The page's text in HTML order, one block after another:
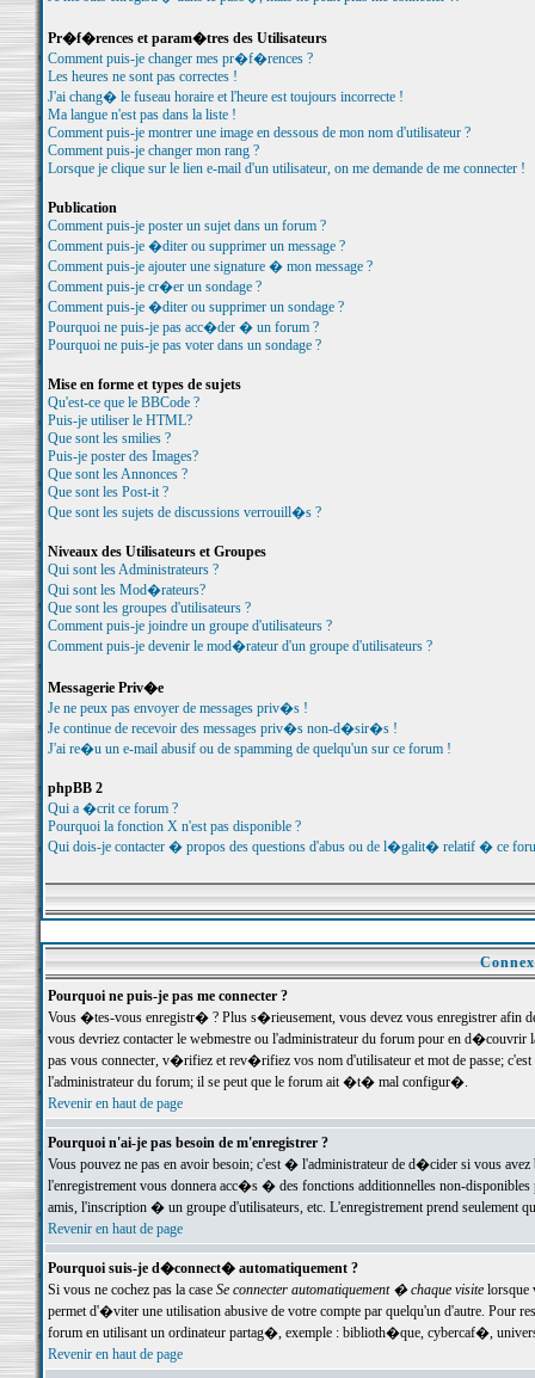
Pr�f�rences et param�tres des Utilisateurs
Comment puis-je changer mes pr�f�rences ?
Les heures ne sont pas correctes !
J'ai chang� le fuseau horaire et l'heure est toujours incorrecte !
Ma langue n'est pas dans la liste !
Comment puis-je montrer une image en dessous de mon nom d'utilisateur ?
Comment puis-je changer mon rang ?
Lorsque je clique sur le lien e-mail d'un utilisateur, on me demande de me connecter !
Publication
Comment puis-je poster un sujet dans un forum ?
Comment puis-je �diter ou supprimer un message ?
Comment puis-je ajouter une signature � mon message ?
Comment puis-je cr�er un sondage ?
Comment puis-je �diter ou supprimer un sondage ?
Pourquoi ne puis-je pas acc�der � un forum ?
Pourquoi ne puis-je pas voter dans un sondage ?
Mise en forme et types de sujets
Qu'est-ce que le BBCode ?
Puis-je utiliser le HTML?
Que sont les smilies ?
Puis-je poster des Images?
Que sont les Annonces ?
Que sont les Post-it ?
Que sont les sujets de discussions verrouill�s ?
Niveaux des Utilisateurs et Groupes
Qui sont les Administrateurs ?
Qui sont les Mod�rateurs?
Que sont les groupes d'utilisateurs ?
Comment puis-je joindre un groupe d'utilisateurs ?
Comment puis-je devenir le mod�rateur d'un groupe d'utilisateurs ?
Messagerie Priv�e
Je ne peux pas envoyer de messages priv�s !
Je continue de recevoir des messages priv�s non-d�sir�s !
J'ai re�u un e-mail abusif ou de spamming de quelqu'un sur ce forum !
phpBB 2
Qui a �crit ce forum ?
Pourquoi la fonction X n'est pas disponible ?
Qui dois-je contacter � propos des questions d'abus ou de l�galit� relatif � ce
Pourquoi ne puis-je pas me connecter ?
Vous �tes-vous enregistr� ? Plus s�rieusement, vous devez vous enregistrer
vous devriez contacter le webmestre ou l'administrateur du forum pour en
pas vous connecter, v�rifiez et rev�rifiez vos nom d'utilisateur et mot de passe;
l'administrateur du forum; il se peut que le forum ait �t� mal configur�.
Revenir en haut de page
Pourquoi n'ai-je pas besoin de m'enregistrer ?
Vous pouvez ne pas en avoir besoin; c'est � l'administrateur de d�cider si vous
l'enregistrement vous donnera acc�s � des fonctions additionnelles non-
amis, l'inscription � un groupe d'utilisateurs, etc. L'enregistrement prend seulement
Revenir en haut de page
Pourquoi suis-je d�connect� automatiquement ?
Si vous ne cochez pas la case Se connecter automatiquement � chaque visitelorsque
permet d'�viter une utilisation abusive de votre compte par quelqu'un d'autre. Pour
forum en utilisant un ordinateur partag�, exemple : biblioth�que, cybercaf�,
Revenir en haut de page